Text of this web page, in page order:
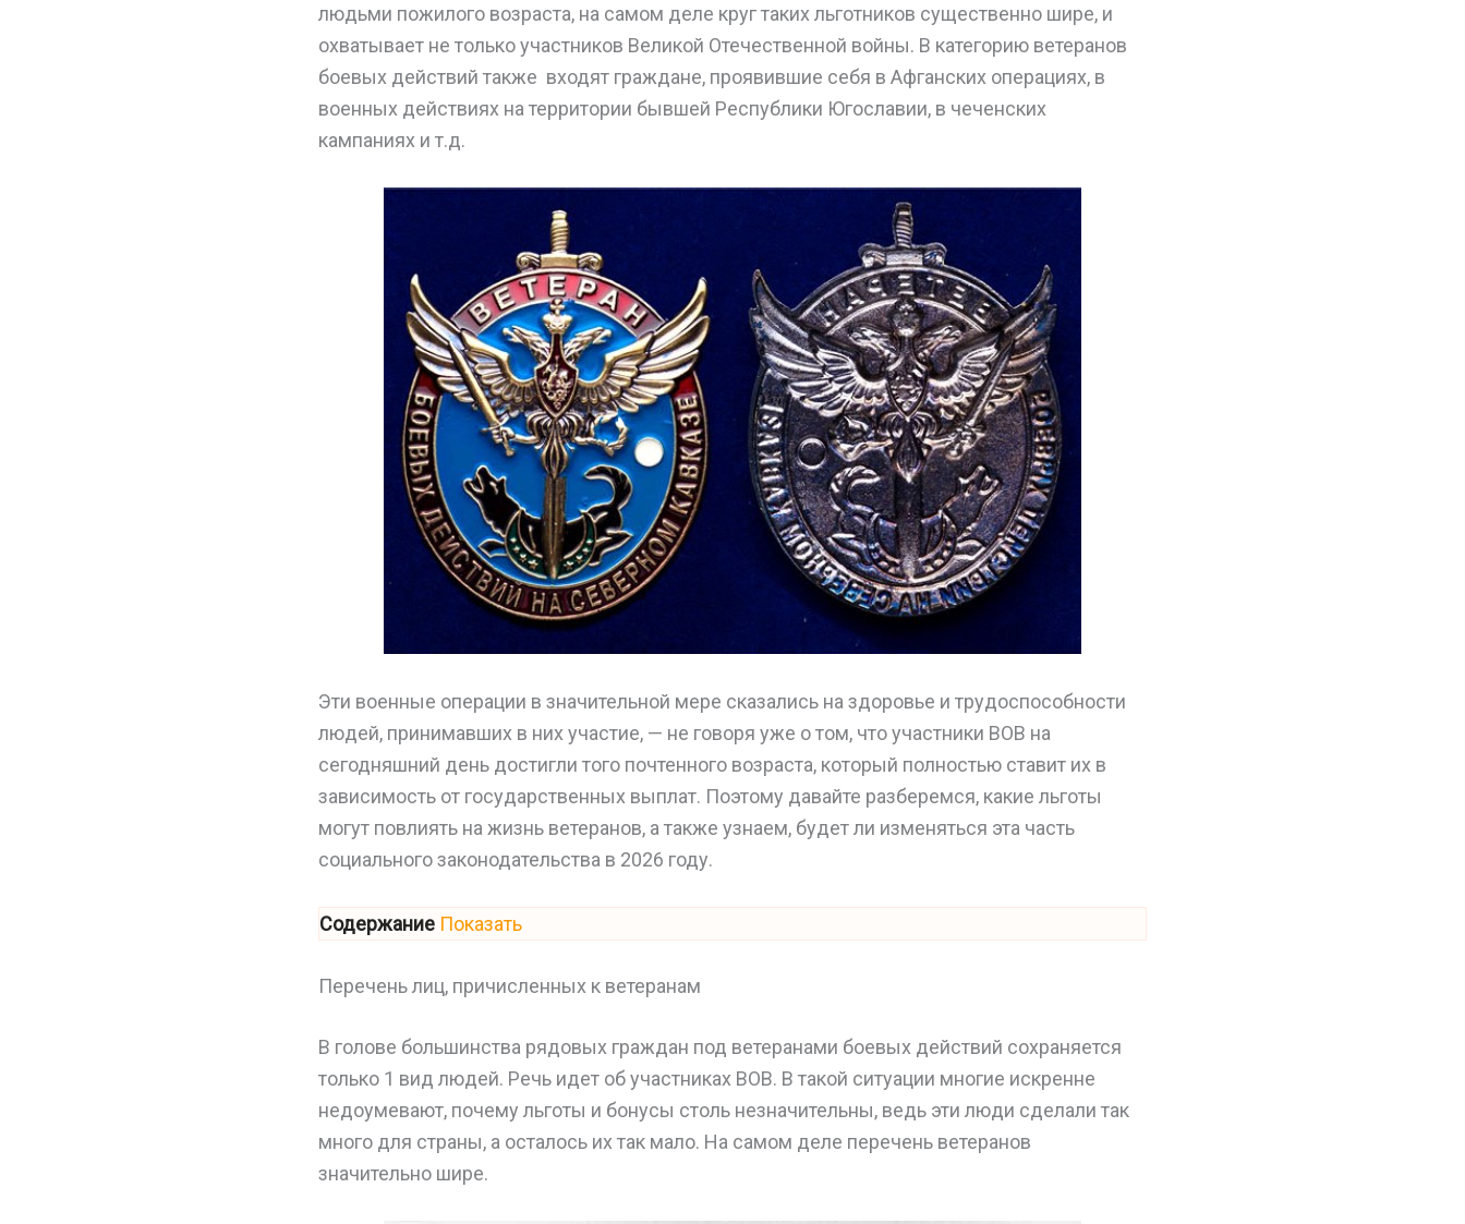
людьми пожилого возраста, на самом деле круг таких льготников существенно шире, и
охватывает не только участников Великой Отечественной войны. В категорию ветеранов
боевых действий также входят граждане, проявившие себя в Афганских операциях, в
военных действиях на территории бывшей Республики Югославии, в чеченских
кампаниях и т.д.
Эти военные операции в значительной мере сказались на здоровье и трудоспособности
людей, принимавших в них участие, — не говоря уже о том, что участники ВОВ на
сегодняшний день достигли того почтенного возраста, который полностью ставит их в
зависимость от государственных выплат. Поэтому давайте разберемся, какие льготы
могут повлиять на жизнь ветеранов, а также узнаем, будет ли изменяться эта часть
социального законодательства в 2026 году.
Содержание Показать
Перечень лиц, причисленных к ветеранам
В голове большинства рядовых граждан под ветеранами боевых действий сохраняется
только 1 вид людей. Речь идет об участниках ВОВ. В такой ситуации многие искренне
недоумевают, почему льготы и бонусы столь незначительны, ведь эти люди сделали так
много для страны, а осталось их так мало. На самом деле перечень ветеранов
значительно шире.